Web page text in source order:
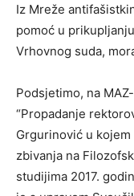
Iz Mreže
pomoć u
Vrhovnog suda,
Podsjetimo, na
“Propadanje
Grgurinović u
zbivanja na
studijima 2017.